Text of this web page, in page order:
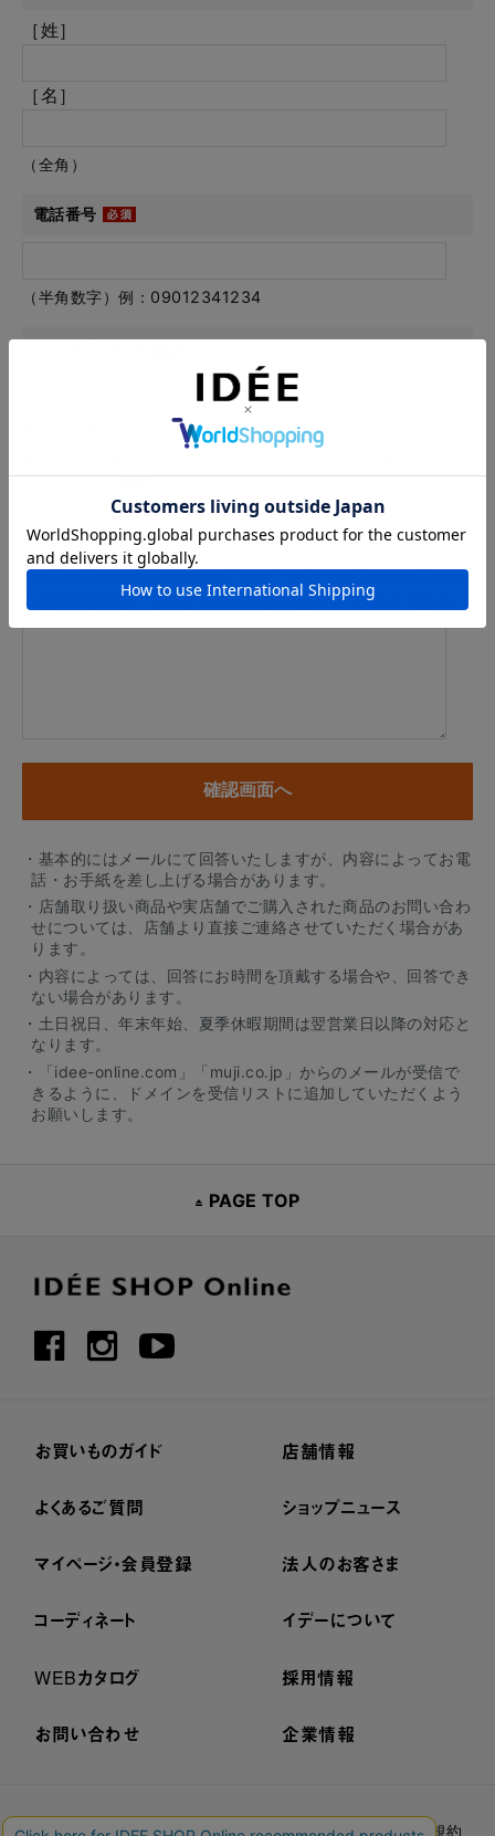
［姓］
［名］
（全角）
電話番号
（半角数字）例：09012341234
例：info@example.com
内容
※商品に関するお問い合わせ、納期・お届けに関するお問い合
わせの場合には、お住まいの都道府県を必ずご記入ください。
・基本的にはメールにて回答いたしますが、内容によってお電
話・お手紙を差し上げる場合があります。
・店舗取り扱い商品や実店舗でご購入された商品のお問い合わ
せについては、店舗より直接ご連絡させていただく場合があ
ります。
・内容によっては、回答にお時間を頂戴する場合や、回答でき
ない場合があります。
・土日祝日、年末年始、夏季休暇期間は翌営業日以降の対応と
なります。
・「idee-online.com」「muji.co.jp」からのメールが受信で
きるように、ドメインを受信リストに追加していただくよう
お願いします。
PAGE TOP
お買いものガイド
よくあるご質問
マイページ・会員登録
コーディネート
WEBカタログ
お問い合わせ
店舗情報
ショップニュース
法人のお客さま
イデーについて
採用情報
企業情報
プライバシーポリシー 外部送信ポリシー ご利用規約